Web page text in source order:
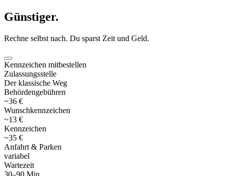
Günstiger.
Rechne selbst nach. Du sparst Zeit und Geld.
Kennzeichen mitbestellen
Zulassungsstelle
Der klassische Weg
Behördengebühren
~36 €
Wunschkennzeichen
~13 €
Kennzeichen
~35 €
Anfahrt & Parken
variabel
Wartezeit
30–90 Min